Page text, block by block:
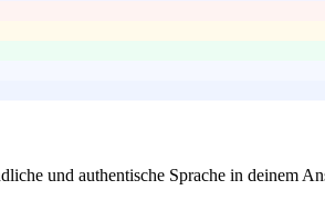
und authentische Sprache in deinem